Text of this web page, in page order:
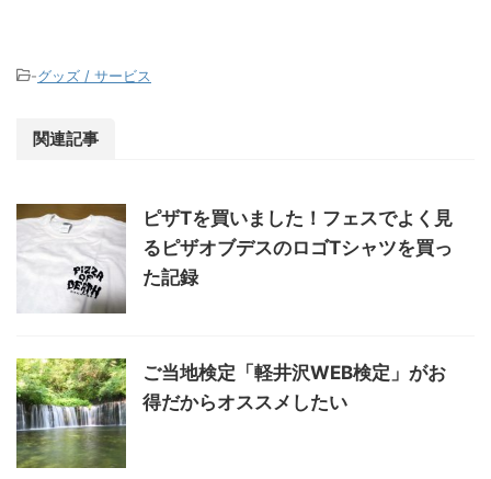
-グッズ / サービス
関連記事
ピザTを買いました！フェスでよく見
るピザオブデスのロゴTシャツを買っ
た記録
ご当地検定「軽井沢WEB検定」がお
得だからオススメしたい